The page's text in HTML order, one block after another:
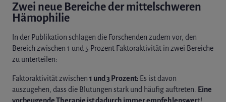
Zwei neue Bereiche der mittelschweren
Hämophilie
In der Publikation schlagen die Forschenden zudem vor, den
Bereich zwischen 1 und 5 Prozent Faktoraktivität in zwei Bereiche
zu unterteilen:
Faktoraktivität zwischen 1 und 3 Prozent: Es ist davon
auszugehen, dass die Blutungen stark und häufig auftreten.
Eine